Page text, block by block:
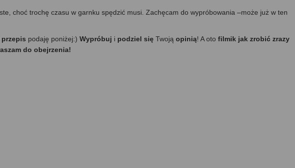
choć trochę czasu w garnku spędzić musi. Zachęcam do wypróbowania –może już w ten
przepis podaję poniżej:) Wypróbuj i podziel się Twoją opinią! A oto filmik jak zrobić zrazy
do obejrzenia!